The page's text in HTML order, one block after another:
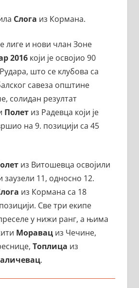
Слога из Кормана.
лиге и нови члан Зоне
2016који је освојио 90
што се клубова са
савеза општине
солидан резултат
Полетиз Радевца који је
на 9. позицији са 45
из Витошевца освојили
заузели 11, односно 12.
из Кормана са 18
Све три екипе
у нижи ранг, а њима
Моравациз Чечине,
Топлица из
.